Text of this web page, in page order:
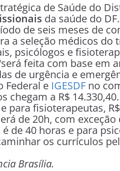
de Saúde do
da saúde do
de seis meses de
a seleção médicos do
psicólogos e
feita com base em
de urgência e
Federal e IGESDF no
chegam a R$
para fisioterapeutas,
de 20h, com
de 40 horas e para
os currículos
Brasília.